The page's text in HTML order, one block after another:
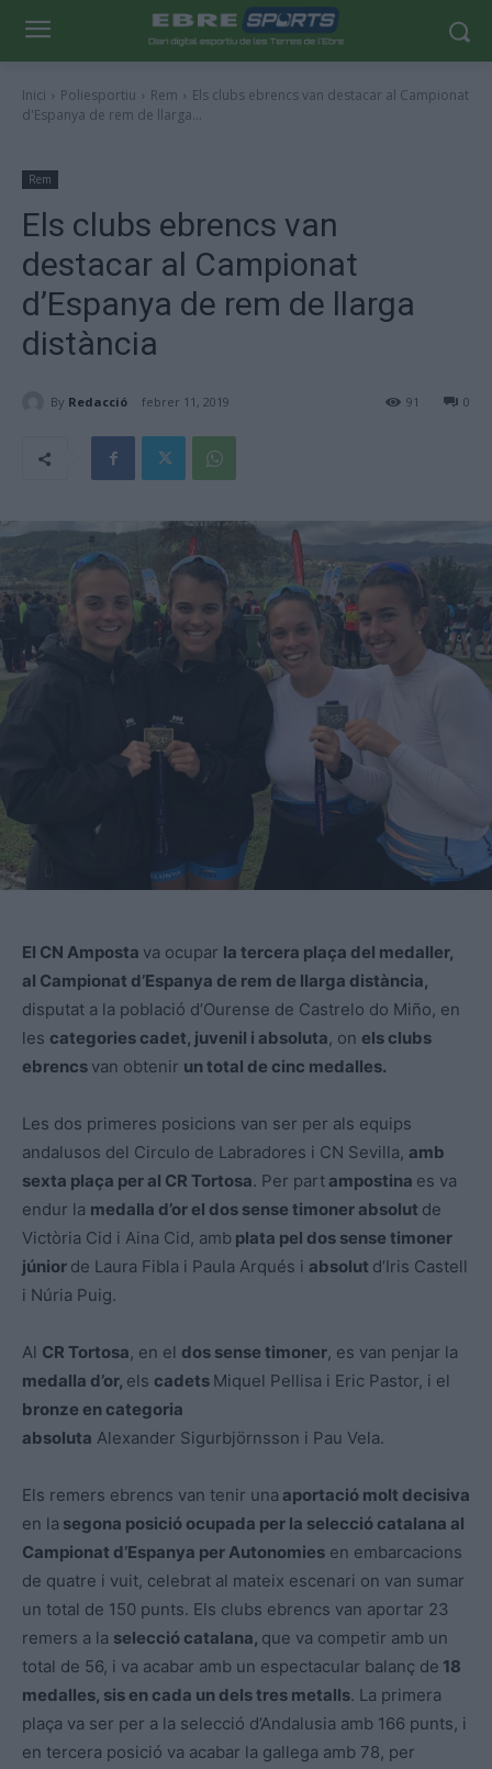
Inici Poliesportiu Rem
Els clubs ebrencs van destacar al Campionat
d'Espanya de rem de llarga...
Rem
Els clubs ebrencs van
destacar al Campionat
d’Espanya de rem de llarga
distància
By Redacció febrer 11, 2019 0
91
El CN Amposta va ocupar la tercera plaça del medaller,
al Campionat d’Espanya de rem de llarga distància,
disputat a la població d’Ourense de Castrelo do Miño, en
les categories cadet, juvenil i absoluta, on els clubs
ebrencs van obtenir un total de cinc medalles.
Les dos primeres posicions van ser per als equips
andalusos del Circulo de Labradores i CN Sevilla, amb
sexta plaça per al CR Tortosa. Per part ampostina es va
endur la medalla d’or el dos sense timoner absolut de
Victòria Cid i Aina Cid, amb plata pel dos sense timoner
júnior de Laura Fibla i Paula Arqués i absolut d’Iris Castell
i Núria Puig.
Al CR Tortosa, en el dos sense timoner, es van penjar la
medalla d’or, els cadets Miquel Pellisa i Eric Pastor, i el
bronze en categoria
absoluta Alexander Sigurbjörnsson i Pau Vela.
Els remers ebrencs van tenir una aportació molt decisiva
en la segona posició ocupada per la selecció catalana al
Campionat d’Espanya per Autonomies en embarcacions
de quatre i vuit, celebrat al mateix escenari on van sumar
un total de 150 punts. Els clubs ebrencs van aportar 23
remers a la selecció catalana, que va competir amb un
total de 56, i va acabar amb un espectacular balanç de 18
medalles, sis en cada un dels tres metalls. La primera
plaça va ser per a la selecció d’Andalusia amb 166 punts, i
en tercera posició va acabar la gallega amb 78, per